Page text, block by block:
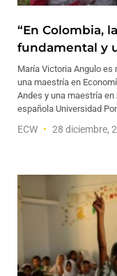
“En Colombia,
fundamental y
María Victoria Angulo es
una maestría en
Andes y una maestría
española Universidad
ECW 28 diciembre,